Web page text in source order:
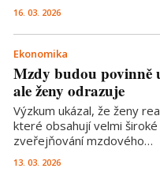
16. 03. 2026
Ekonomika
Mzdy budou povinně
ale ženy odrazuje
Výzkum ukázal, že ženy
které obsahují velmi
zveřejňování mzdového…
13. 03. 2026